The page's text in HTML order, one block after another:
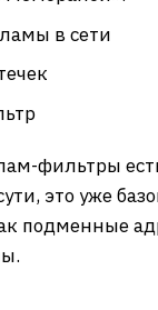
в сети
фильтры
это уже
подменные